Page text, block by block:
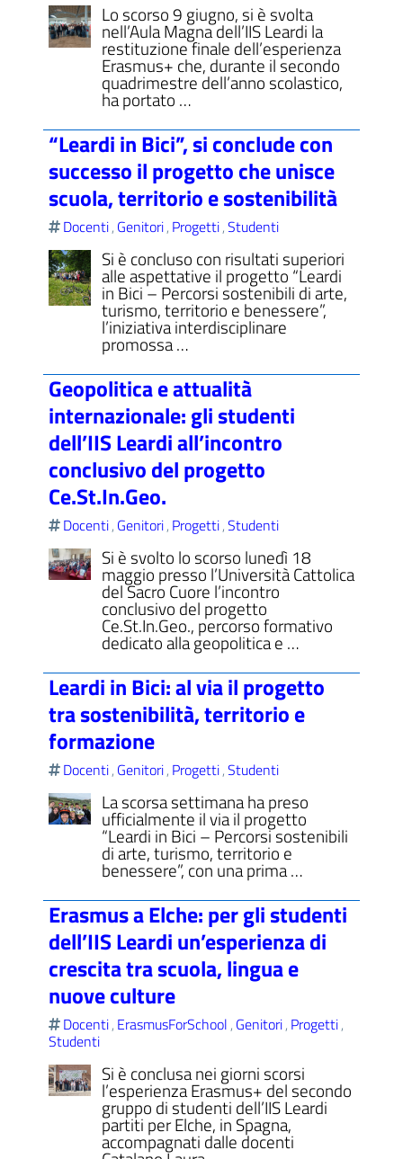
Lo scorso 9 giugno, si è svolta
nell’Aula Magna dell’IIS Leardi la
restituzione finale dell’esperienza
Erasmus+ che, durante il secondo
quadrimestre dell’anno scolastico,
ha portato …
“Leardi in Bici”, si conclude con
successo il progetto che unisce
scuola, territorio e sostenibilità
Docenti, Genitori, Progetti,Studenti
Si è concluso con risultati superiori
alle aspettative il progetto “Leardi
in Bici – Percorsi sostenibili di arte,
turismo, territorio e benessere”,
l’iniziativa interdisciplinare
promossa …
Geopolitica e attualità
internazionale: gli studenti
dell’IIS Leardi all’incontro
conclusivo del progetto
Ce.St.In.Geo.
Docenti, Genitori, Progetti,Studenti
Si è svolto lo scorso lunedì 18
maggio presso l’Università Cattolica
del Sacro Cuore l’incontro
conclusivo del progetto
Ce.St.In.Geo., percorso formativo
dedicato alla geopolitica e …
Leardi in Bici: al via il progetto
tra sostenibilità, territorio e
formazione
Docenti, Genitori, Progetti,Studenti
La scorsa settimana ha preso
ufficialmente il via il progetto
“Leardi in Bici – Percorsi sostenibili
di arte, turismo, territorio e
benessere”, con una prima …
Erasmus a Elche: per gli studenti
dell’IIS Leardi un’esperienza di
crescita tra scuola, lingua e
nuove culture
Docenti, ErasmusForSchool, Genitori, Progetti,
Studenti
Si è conclusa nei giorni scorsi
l’esperienza Erasmus+ del secondo
gruppo di studenti dell’IIS Leardi
partiti per Elche, in Spagna,
accompagnati dalle docenti